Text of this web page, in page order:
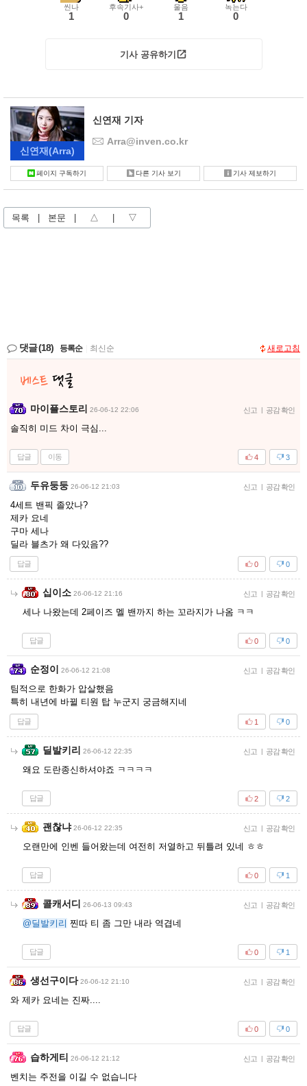
씬나
1
후속기사+
0
울음
1
녹는다
0
기사 공유하기
신연재(Arra)
신연재 기자
Arra@inven.co.kr
페이지 구독하기 다른 기사 보기 기사 제보하기
목록 본문 △ ▽
댓글(18) 등록순 최신순 새로고침
마이플스토리 26-06-12 22:06 신고 | 공감 확인
솔직히 미드 차이 극심...
답글 이동 3
4
두유둥둥 26-06-12 21:03 신고 | 공감 확인
4세트 밴픽 졸았나?
제카 요네
구마 세나
딜라 블츠가 왜 다있음??
답글 0
0
십이소 26-06-12 21:16 신고 | 공감 확인
세나 나왔는데 2페이즈 멜 밴까지 하는 꼬라지가 나옴 ㅋㅋ
답글 0
0
순정이 26-06-12 21:08 신고 | 공감 확인
팀적으로 한화가 압살했음
특히 내년에 바뀔 티원 탑 누군지 궁금해지네
답글 0
1
딜발키리 26-06-12 22:35 신고 | 공감 확인
왜요 도란종신하셔야죠 ㅋㅋㅋㅋ
답글 2
2
괜찮냐 26-06-12 22:35 신고 | 공감 확인
오랜만에 인벤 들어왔는데 여전히 저열하고 뒤틀려 있네 ㅎㅎ
답글 1
0
콜캐서디 26-06-13 09:43 신고 | 공감 확인
@딜발키리 찐따 티 좀 그만 내라 역겹네
답글 1
0
생선구이다 26-06-12 21:10 신고 | 공감 확인
와 제카 요네는 진짜....
답글 0
0
습하게티 26-06-12 21:12 신고 | 공감 확인
벤치는 주전을 이길 수 없습니다